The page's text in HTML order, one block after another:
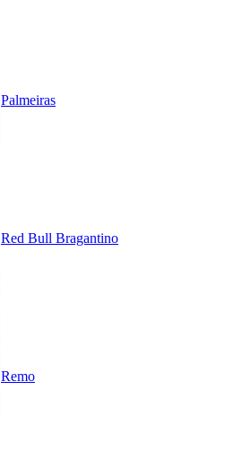
Palmeiras
Red Bull Bragantino
Remo